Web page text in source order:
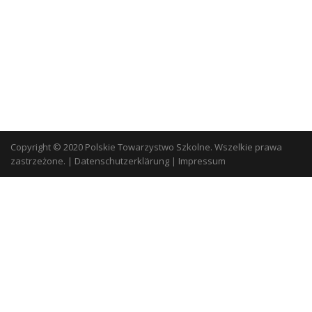
Copyright © 2020 Polskie Towarzystwo Szkolne. Wszelkie prawa
zastrzeżone. | Datenschutzerklärung | Impressum